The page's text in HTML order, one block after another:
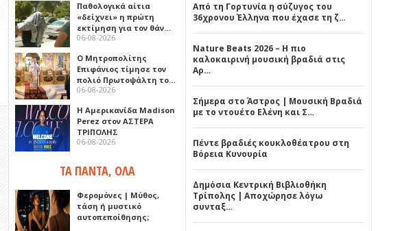
Παθολογικά αίτια
«δείχνει» η πρώτη
εκτίμηση για τον θάν…
06-08-2026
Ο Μητροπολίτης
Επιφάνιος τίμησε τον
πολιό Πρωτοψάλτη το…
06-08-2026
Η Αμερικανίδα Madison
Perez στον ΑΣΤΕΡΑ
ΤΡΙΠΟΛΗΣ
06-08-2026
ΤΑ ΠΑΝΤΑ, ΟΛΑ
Φερομόνες | Μύθος,
τάση ή μυστικό
αυτοπεποίθησης;
Από τη Γορτυνία η σύζυγος του
36χρονου Έλληνα που έχασε τη ζ…
Nature Beats 2026 – Η πιο
καλοκαιρινή μουσική βραδιά στις
Αρ…
Σήμερα στο Άστρος | Μουσική Βραδιά
με το ντουέτο Ελένη και Σ…
Πέντε βραδιές κουκλοθέατρου στη
Βόρεια Κυνουρία
Δημόσια Κεντρική Βιβλιοθήκη
Τρίπολης | Αποχώρησε λόγω
συνταξ…